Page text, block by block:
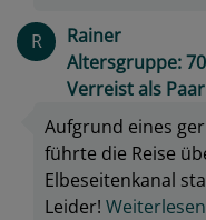
R
Rainer
Altersgruppe: 70
Verreist als Paar
Aufgrund eines
führte die Reise
Elbeseitenkanal
Leider!